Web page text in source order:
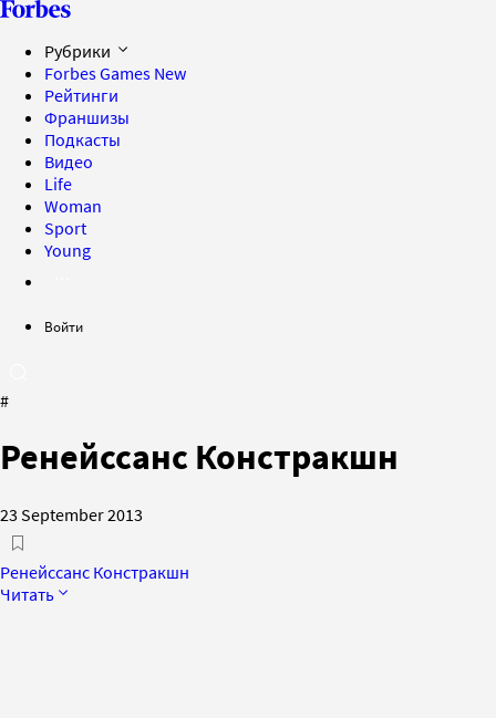
Рубрики
Forbes Games New
Рейтинги
Франшизы
Подкасты
Видео
Life
Woman
Sport
Young
Войти
#
Ренейссанс Констракшн
23 September 2013
Ренейссанс Констракшн
Читать